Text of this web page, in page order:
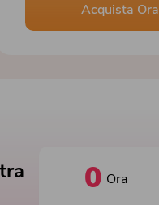
Acquista Ora
0 Ora